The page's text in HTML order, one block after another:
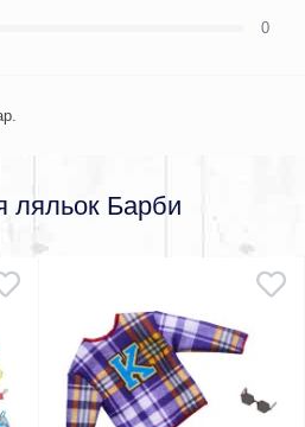
0
ляльок Барби